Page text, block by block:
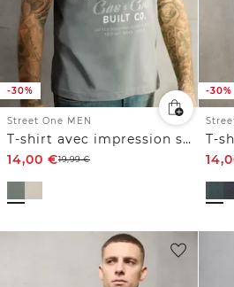
-30%
Street One MEN
T-shirt avec impression sur le devant
14,00 €19,99€
-30%
T-